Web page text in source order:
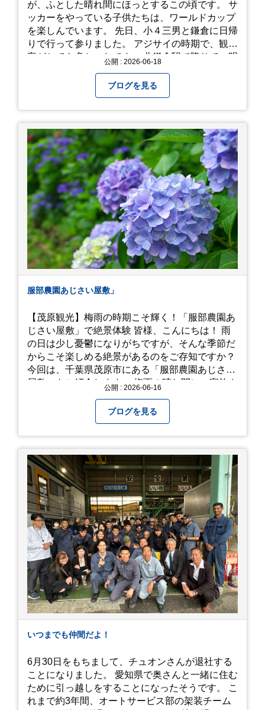
が、ふとした晴れ間にほっとするこの頃です。 サ
ッカーをやっている子供たちは、ワールドカップ
を楽しんでいます。 先日、小４三男と鎌倉に日帰
りで行って参りました。 アジサイの時期で、観光
客がとても多かったです。 北鎌倉駅で降りて、明
器を購入⇒お昼ご飯⇒鶴岡八幡宮⇒江ノ電で大仏
へ。 江ノ島は時間切れで断念！ 明月院のアジサ
イは白にフチが紫のが特に素敵だと思いました。
中１次男が小学校の修学旅行で鎌倉に行った時に
お昼を食べてお勧めという「玉子焼おざわ」のだ
し巻き卵はとてもおいしかったです。 鶴岡八幡宮
のハスは時期が早かったですが、来月は見事だろ
うなぁ。 それでは、皆さん、梅雨冷えの日もござ
いますが、お元気でお過ごし下さい。
公開 : 2026-06-18
ブログを見る
服部農園あじさい屋敷」
【茂原観光】梅雨の時期こそ輝く！「服部農園あ
じさい屋敷」で絶景体験 皆様、こんにちは！ 雨
の日は少し憂鬱になりがちですが、そんな季節だ
からこそ楽しめる絶景があるのをご存知ですか？
今回は、千葉県茂原市にある「服部農園あじさい
屋敷」をご紹介します。 梅雨の晴れ間に、家族や
め尽くす「あじさい」 服部農園あじさい屋敷の魅
力は、なんといってもそのスケール感。約18,000
平方メートルの広大な敷地に、なんと250種類以
上・約20,000株ものアジサイが植えられていま
す。 山肌を埋め尽くすように咲き誇るブルー、ピ
ンク、紫のアジサイは圧巻の一言。 歩道が整備さ
れているので、アジサイの中に囲まれるような感
覚で散策を楽しめます。 写真好きにはたまらない
「フォトジェニック」な景色 あじさい屋敷は、ど
こを切り取っても絵になる場所ばかり。 高い場所
からの眺望: 敷地が高い位置にあるため、あじさ
い越しに広がる茂原の景色を一望できます。 小道
での撮影: アジサイの小道を歩いている後ろ姿
は、とても幻想的で素敵な写真になりますよ。 梅
雨の季節特有の「しっとりと濡れたアジサイ」も
素敵ですし、晴れた日の「キラキラした光を浴び
たアジサイ」も最高です。ぜひカメラを持って出
やすい靴で: 山の斜面を利用した農園ですので、
歩き慣れた靴で行くのが安心です。 雨対策: 雨上
がりは足元が少し滑りやすくなることがありま
す。タオルや雨具を用意しておくと安心ですね。
公開 : 2026-06-16
ブログを見る
いつまでも仲間だよ！
6月30日をもちまして、チュオンさんが退社する
ことになりました。 愛知県で奥さんと一緒に住む
ために引っ越しをすることになったそうです。 こ
れまで約3年間、オートサービス部の架装チーム